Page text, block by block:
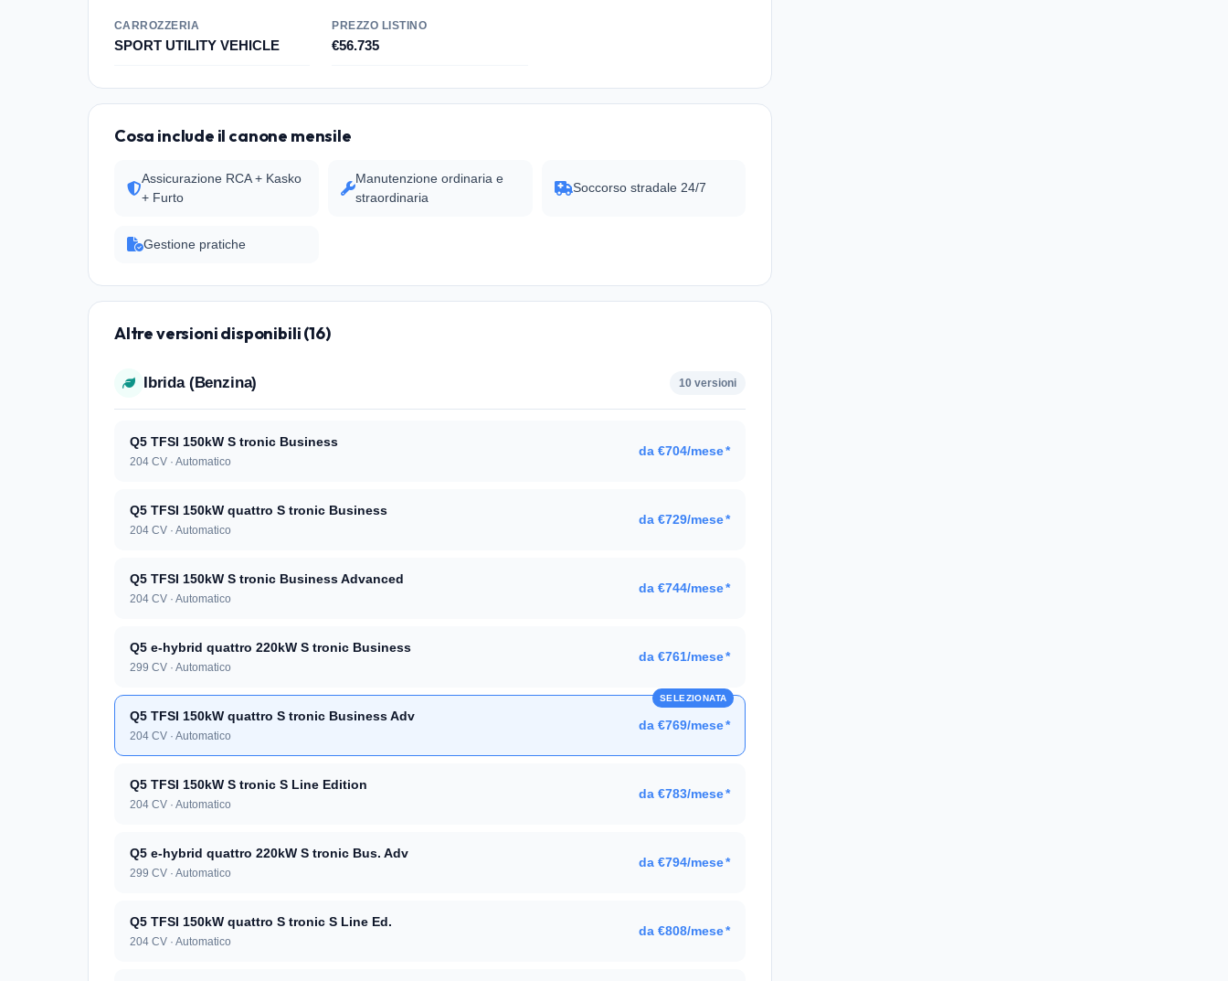
CARROZZERIA
SPORT UTILITY VEHICLE
PREZZO LISTINO
€56.735
Cosa include il canone mensile
Assicurazione RCA + Kasko
+ Furto
Manutenzione ordinaria e
straordinaria
Soccorso stradale 24/7
Gestione pratiche
Altre versioni disponibili (16)
Ibrida (Benzina) 10 versioni
Q5 TFSI 150kW S tronic Business
204 CV · Automatico
da €704/mese*
Q5 TFSI 150kW quattro S tronic Business
204 CV · Automatico
da €729/mese*
Q5 TFSI 150kW S tronic Business Advanced
204 CV · Automatico
da €744/mese*
Q5 e-hybrid quattro 220kW S tronic Business
299 CV · Automatico
da €761/mese*
Q5 TFSI 150kW quattro S tronic Business Adv
204 CV · Automatico
da €769/mese*
SELEZIONATA
Q5 TFSI 150kW S tronic S Line Edition
204 CV · Automatico
da €783/mese*
Q5 e-hybrid quattro 220kW S tronic Bus. Adv
299 CV · Automatico
da €794/mese*
Q5 TFSI 150kW quattro S tronic S Line Ed.
204 CV · Automatico
da €808/mese*